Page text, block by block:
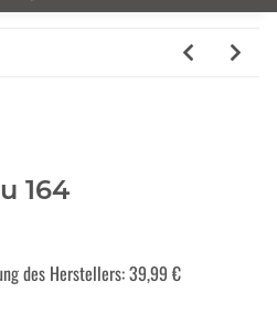
164
des Herstellers:39,99 €